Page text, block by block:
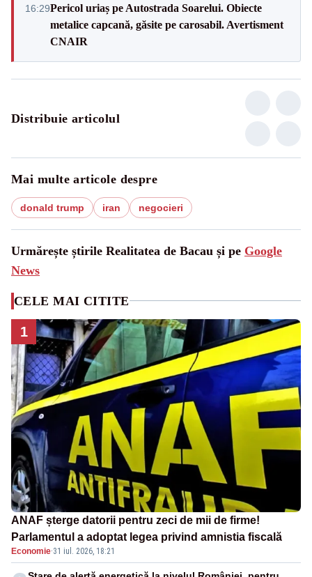
16:29Pericol uriaș pe Autostrada Soarelui. Obiecte
metalice capcană, găsite pe carosabil. Avertisment
CNAIR
Distribuie articolul
Mai multe articole despre
donald trump iran negocieri
Urmărește știrile Realitatea de Bacau și pe Google
News
CELE MAI CITITE
1
ANAF șterge datorii pentru zeci de mii de firme!
Parlamentul a adoptat legea privind amnistia fiscală
Economie·31 iul. 2026, 18:21